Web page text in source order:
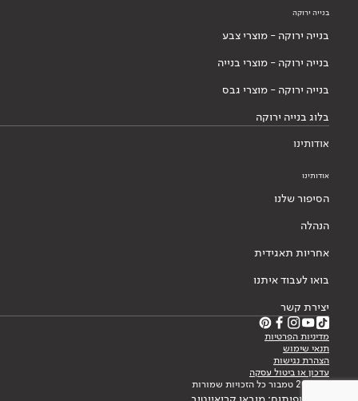
בנייה ירוקה
בנייה ירוקה - מוצרי צבע
בנייה ירוקה - מוצרי בנייה
בנייה ירוקה - מוצרי גבס
בלוג בנייה ירוקה
אודותינו
אודותינו
הסיפור שלנו
הנהלה
אחריות תאגידית
בואו לעבוד איתנו
יצירת קשר
מדיניות הפרטיות
תנאי שימוש
הצהרת נגישות
עדכון או ביטול עסקה
© 2026 טמבור כל הזכויות שמורות
עיצוב ופיתוח: מובאו קריאייטיב